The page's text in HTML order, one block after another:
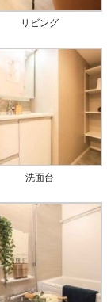
リビング
洗面台